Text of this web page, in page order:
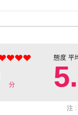
分
態度 平
注 :